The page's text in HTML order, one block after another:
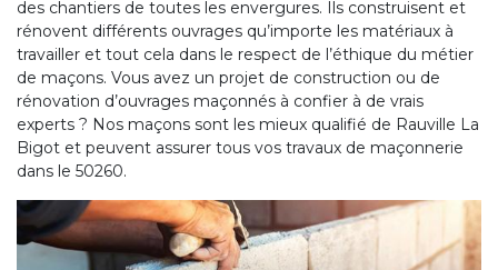
des chantiers de toutes les envergures. Ils construisent et
rénovent différents ouvrages qu’importe les matériaux à
travailler et tout cela dans le respect de l’éthique du métier
de maçons. Vous avez un projet de construction ou de
rénovation d’ouvrages maçonnés à confier à de vrais
experts ? Nos maçons sont les mieux qualifié de Rauville La
Bigot et peuvent assurer tous vos travaux de maçonnerie
dans le 50260.